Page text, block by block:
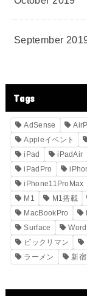
September
Tags
AdSense
Appleイベント
iPad
iPadAir
iPadPro
iPhone11ProMax
M1
M1搭載
MacBookPro
Surface
ビックリマン
ラーメン
新宿